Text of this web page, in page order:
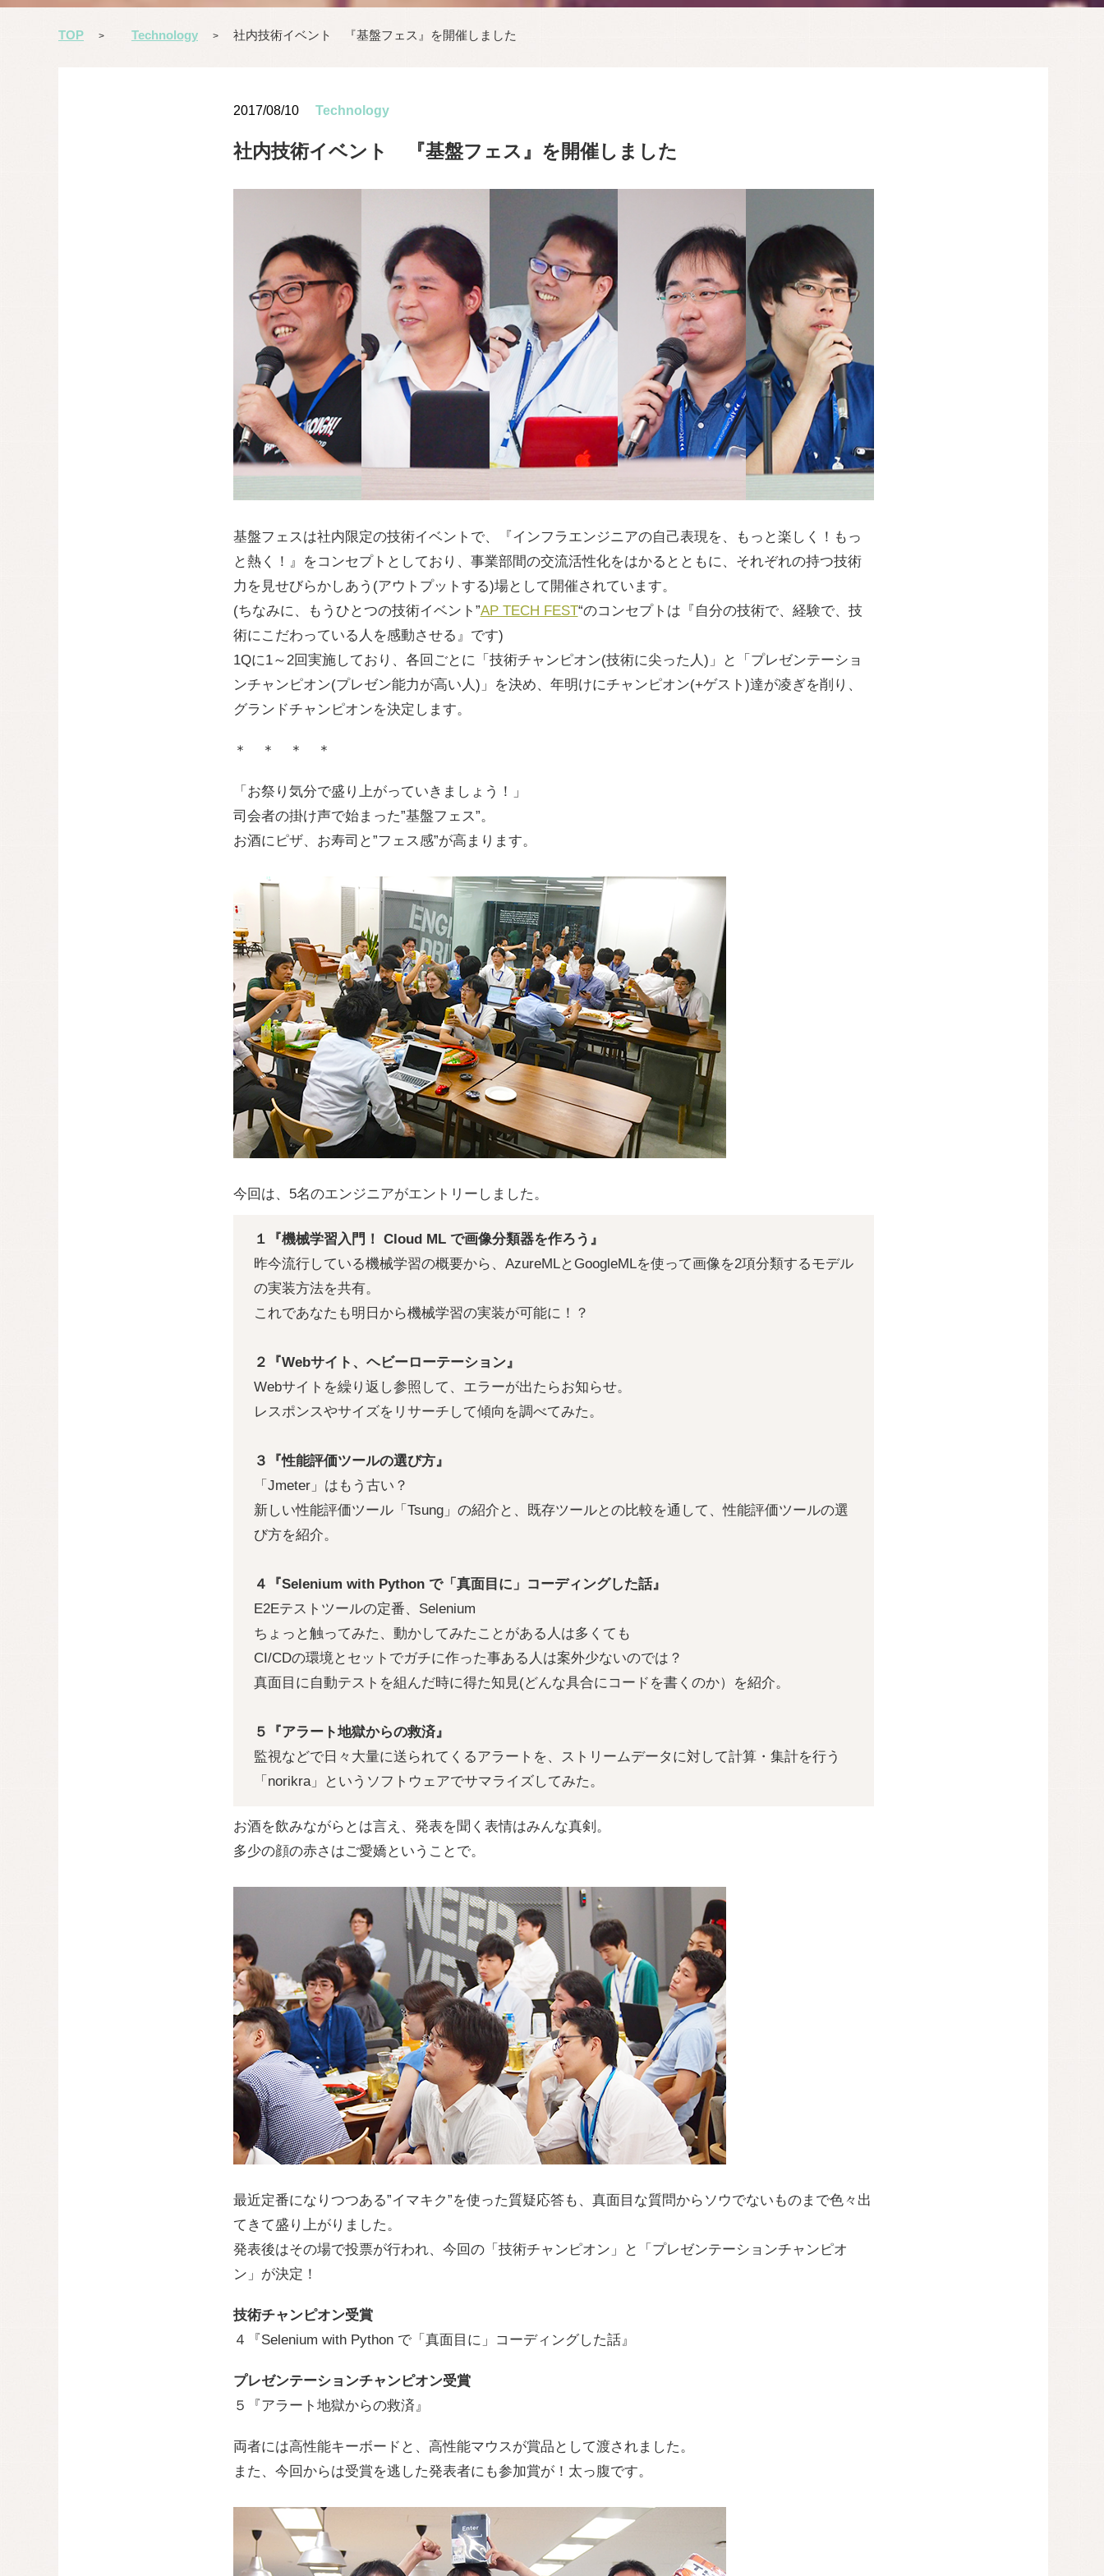
TOP > Technology > 社内技術イベント 『基盤フェス』を開催しました
2017/08/10 Technology
社内技術イベント 『基盤フェス』を開催しました
基盤フェスは社内限定の技術イベントで、『インフラエンジニアの自己表現を、もっと楽しく！もっ
と熱く！』をコンセプトとしており、事業部間の交流活性化をはかるとともに、それぞれの持つ技術
力を見せびらかしあう(アウトプットする)場として開催されています。
(ちなみに、もうひとつの技術イベント”AP TECH FEST“のコンセプトは『自分の技術で、経験で、技
術にこだわっている人を感動させる』です)
1Qに1～2回実施しており、各回ごとに「技術チャンピオン(技術に尖った人)」と「プレゼンテーショ
ンチャンピオン(プレゼン能力が高い人)」を決め、年明けにチャンピオン(+ゲスト)達が凌ぎを削り、
グランドチャンピオンを決定します。
＊ ＊ ＊ ＊
「お祭り気分で盛り上がっていきましょう！」
司会者の掛け声で始まった”基盤フェス”。
お酒にピザ、お寿司と”フェス感”が高まります。
今回は、5名のエンジニアがエントリーしました。
１『機械学習入門！ Cloud ML で画像分類器を作ろう』
昨今流行している機械学習の概要から、AzureMLとGoogleMLを使って画像を2項分類するモデル
の実装方法を共有。
これであなたも明日から機械学習の実装が可能に！？
２『Webサイト、ヘビーローテーション』
Webサイトを繰り返し参照して、エラーが出たらお知らせ。
レスポンスやサイズをリサーチして傾向を調べてみた。
３『性能評価ツールの選び方』
「Jmeter」はもう古い？
新しい性能評価ツール「Tsung」の紹介と、既存ツールとの比較を通して、性能評価ツールの選
び方を紹介。
４『Selenium with Python で「真面目に」コーディングした話』
E2Eテストツールの定番、Selenium
ちょっと触ってみた、動かしてみたことがある人は多くても
CI/CDの環境とセットでガチに作った事ある人は案外少ないのでは？
真面目に自動テストを組んだ時に得た知見(どんな具合にコードを書くのか）を紹介。
５『アラート地獄からの救済』
監視などで日々大量に送られてくるアラートを、ストリームデータに対して計算・集計を行う
「norikra」というソフトウェアでサマライズしてみた。
お酒を飲みながらとは言え、発表を聞く表情はみんな真剣。
多少の顔の赤さはご愛嬌ということで。
最近定番になりつつある”イマキク”を使った質疑応答も、真面目な質問からソウでないものまで色々出
てきて盛り上がりました。
発表後はその場で投票が行われ、今回の「技術チャンピオン」と「プレゼンテーションチャンピオ
ン」が決定！
技術チャンピオン受賞
４『Selenium with Python で「真面目に」コーディングした話』
プレゼンテーションチャンピオン受賞
５『アラート地獄からの救済』
両者には高性能キーボードと、高性能マウスが賞品として渡されました。
また、今回からは受賞を逃した発表者にも参加賞が！太っ腹です。